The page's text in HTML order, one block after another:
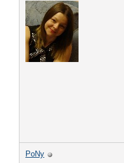
PoNy